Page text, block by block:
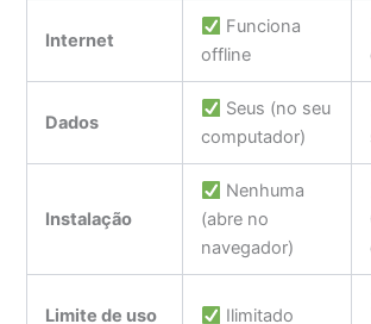
Internet
Funciona
offline
Dados
Seus (no seu
computador)
Instalação
Nenhuma
(abre no
navegador)
Limite de uso Ilimitado